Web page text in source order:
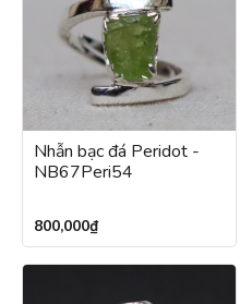
Nhẫn bạc đá Peridot -
NB67Peri54
800,000₫